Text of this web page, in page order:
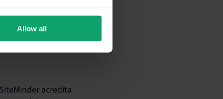
Allow all
acredita